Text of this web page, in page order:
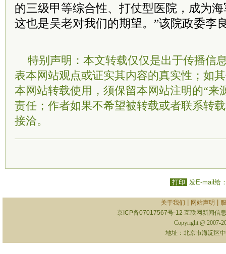
的三级甲等综合性、打仗型医院，成为
这也是吴老对我们的期望。”该院政委李
特别声明：本文转载仅仅是出于传播信
表本网站观点或证实其内容的真实性；如
本网站转载使用，须保留本网站注明的“来
责任；作者如果不希望被转载或者联系转
接洽。
打印 发E-mail给
关于我们 网站声明
京ICP备07017567号-12 互联网新闻信
Copyright @ 2007-
地址：北京市海淀区